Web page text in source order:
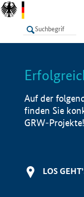
LISTE
Auf der
finden Sie
GRW-Projekte!
LOS